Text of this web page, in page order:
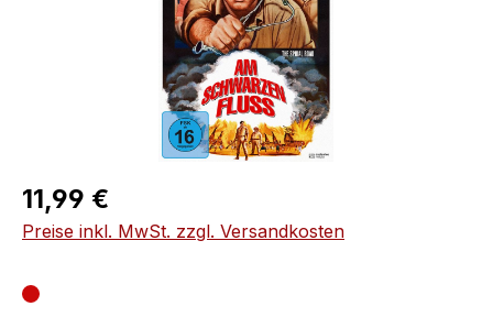
Regulärer Preis:
11,99 €
Preise inkl. MwSt. zzgl. Versandkosten